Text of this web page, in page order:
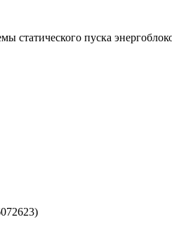
статического пуска